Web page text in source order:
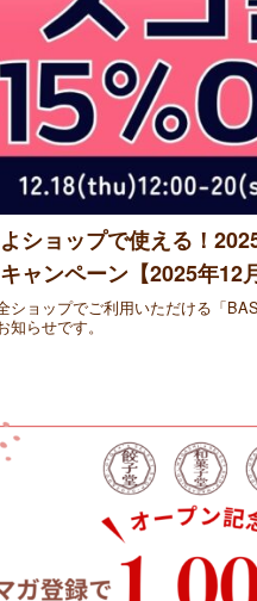
ショップで使える！
ャンペーン【2025年12
ショップでご利用いただける「
らせです。